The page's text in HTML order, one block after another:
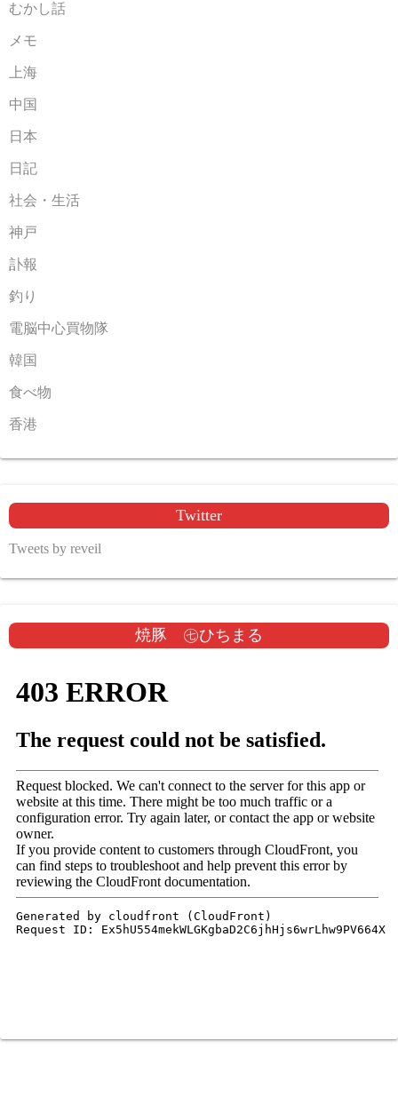
むかし話
メモ
上海
中国
日本
日記
社会・生活
神戸
訃報
釣り
電脳中心買物隊
韓国
食べ物
香港
Twitter
Tweets by reveil
焼豚 ㊆ひちまる